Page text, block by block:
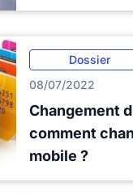
Dossier
08/07/2022
Changement
comment
mobile ?